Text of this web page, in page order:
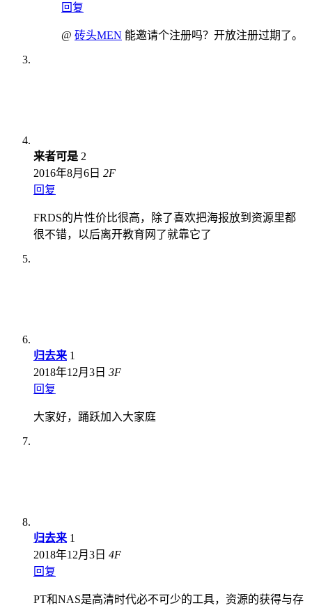
回复
@ 砖头MEN 能邀请个注册吗？开放注册过期了。
来者可是 2
2016年8月6日 2F
回复
FRDS的片性价比很高，除了喜欢把海报放到资源里都
很不错，以后离开教育网了就靠它了
归去来 1
2018年12月3日 3F
回复
大家好，踊跃加入大家庭
归去来 1
2018年12月3日 4F
回复
PT和NAS是高清时代必不可少的工具，资源的获得与存